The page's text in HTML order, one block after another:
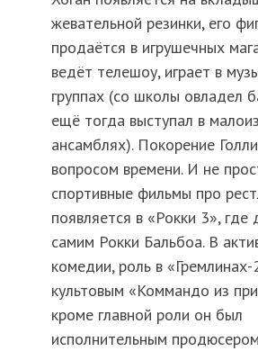
жевательной резинки, его
продаётся в игрушечных
ведёт телешоу, играет в
группах (со школы овладел
ещё тогда выступал в
ансамблях). Покорение
вопросом времени. И не
спортивные фильмы про
появляется в «Рокки 3», где
самим Рокки Бальбоа. В
комедии, роль в
культовым «Коммандо из
кроме главной роли он был
исполнительным